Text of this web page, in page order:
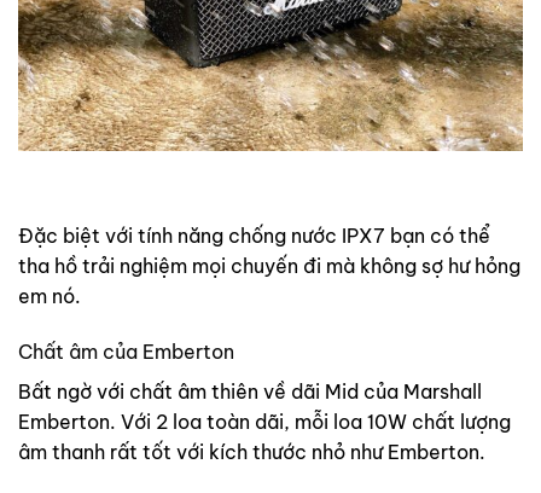
Đặc biệt với tính năng chống nước IPX7 bạn có thể
tha hồ trải nghiệm mọi chuyến đi mà không sợ hư hỏng
em nó.
Chất âm của Emberton
Bất ngờ với chất âm thiên về dãi Mid của Marshall
Emberton. Với 2 loa toàn dãi, mỗi loa 10W chất lượng
âm thanh rất tốt với kích thước nhỏ như Emberton.